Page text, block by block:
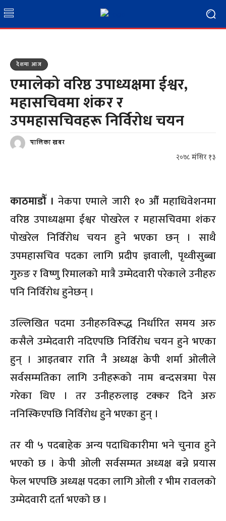
देशमा आज
एमालेको वरिष्ठ उपाध्यक्षमा ईश्वर,
महासचिवमा शंकर र
उपमहासचिवहरू निर्विरोध चयन
पालिका खबर
२०७८ मंसिर १३
काठमाडौँ । नेकपा एमाले जारी १० औँ महाधिवेशनमा
वरिष्ठ उपाध्यक्षमा ईश्वर पोखरेल र महासचिवमा शंकर
पोखरेल निर्विरोध चयन हुने भएका छन् । साथै
उपमहासचिव पदका लागि प्रदीप ज्ञवाली, पृथ्वीसुब्बा
गुरुङ र विष्णु रिमालको मात्रै उम्मेदवारी परेकाले उनीहरु
पनि निर्विरोध हुनेछन् ।
उल्लिखित पदमा उनीहरुविरूद्ध निर्धारित समय अरु
कसैले उम्मेदवारी नदिएपछि निर्विरोध चयन हुने भएका
हुन् । आइतबार राति नै अध्यक्ष केपी शर्मा ओलीले
सर्वसम्मतिका लागि उनीहरूको नाम बन्दसत्रमा पेस
गरेका थिए । तर उनीहरुलाइ टक्कर दिने अरु
ननिस्किएपछि निर्विरोध हुने भएका हुन् ।
तर यी ५ पदबाहेक अन्य पदाधिकारीमा भने चुनाव हुने
भएको छ । केपी ओली सर्वसम्मत अध्यक्ष बन्ने प्रयास
फेल भएपछि अध्यक्ष पदका लागि ओली र भीम रावलको
उम्मेदवारी दर्ता भएको छ ।